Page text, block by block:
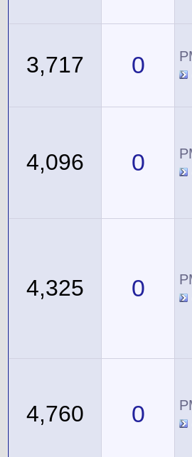
0
3,717
0
4,096
0
4,325
0
4,760